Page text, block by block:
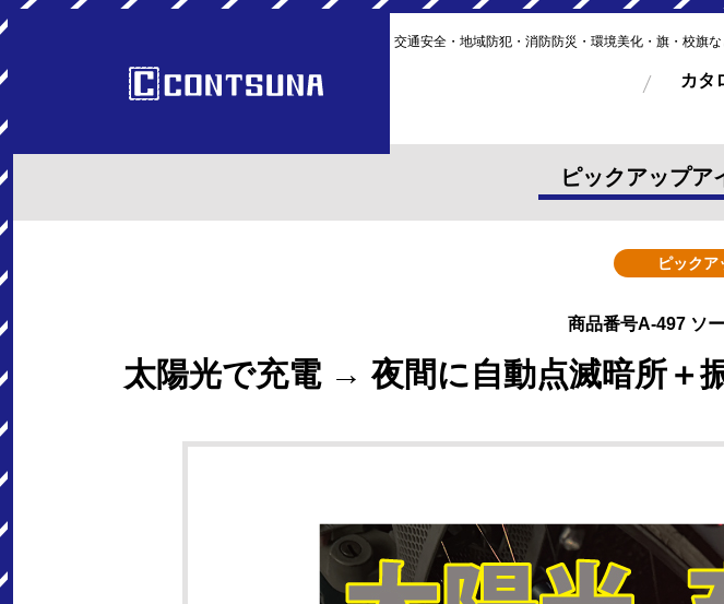
交通安全・地域防犯・消防防災・環境美化・旗・校旗
カタ
ピックアップア
ピックア
商品番号A-497 ソ
太陽光で充電 → 夜間に自動点滅暗所＋